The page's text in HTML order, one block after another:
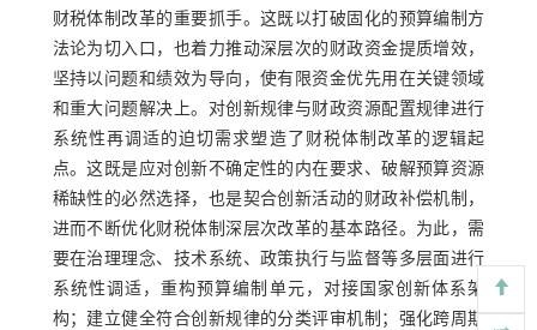
财税体制改革的重要抓手。这既以打破固化的预算编制方
法论为切入口，也着力推动深层次的财政资金提质增效，
坚持以问题和绩效为导向，使有限资金优先用在关键领域
和重大问题解决上。对创新规律与财政资源配置规律进行
系统性再调适的迫切需求塑造了财税体制改革的逻辑起
点。这既是应对创新不确定性的内在要求、破解预算资源
稀缺性的必然选择，也是契合创新活动的财政补偿机制，
进而不断优化财税体制深层次改革的基本路径。为此，需
要在治理理念、技术系统、政策执行与监督等多层面进行
系统性调适，重构预算编制单元，对接国家创新体系架
构；建立健全符合创新规律的分类评审机制；强化跨周期